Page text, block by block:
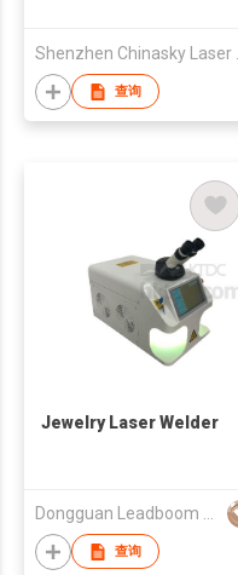
查询
Jewelry Laser Welder
Dongguan Leadboom Photoelectronic Technology Co.,Ltd
查询